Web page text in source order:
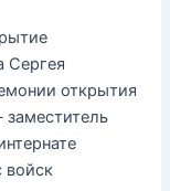
Сергея
открытия
войск